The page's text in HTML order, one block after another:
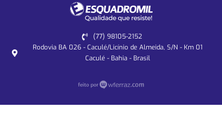
(77) 98105-2152
Rodovia BA 026 - Caculé/Licínio de Almeida, S/N - Km 01
Caculé - Bahia - Brasil